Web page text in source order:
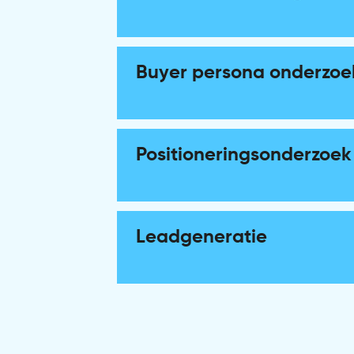
Verspreid relevante content op het
Buyer persona
Ontdek de drijfveren, behoeftes,
Positioneringsonderzoek
Profileer je bedrijf met een duidelijke
Leadgeneratie